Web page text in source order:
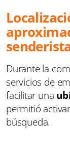
Durante la
servicios de
facilitar una
permitió
búsqueda.